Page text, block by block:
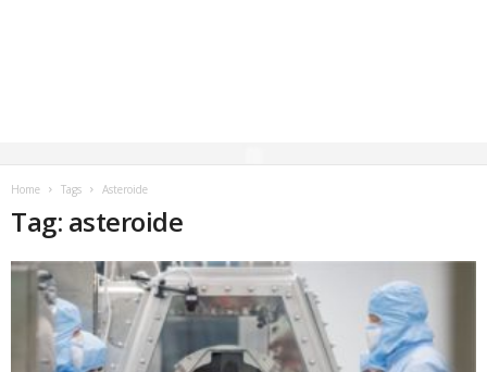
Home Tags Asteroide
Tag: asteroide